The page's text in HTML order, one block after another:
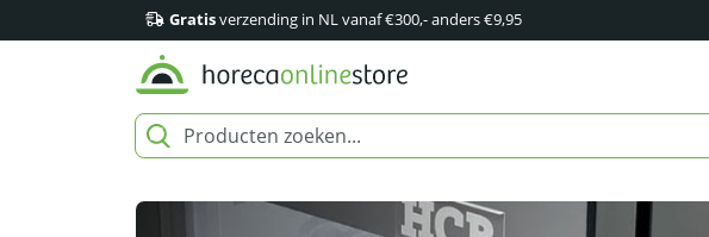
Gratisverzending in NL vanaf €300,- anders €9,95